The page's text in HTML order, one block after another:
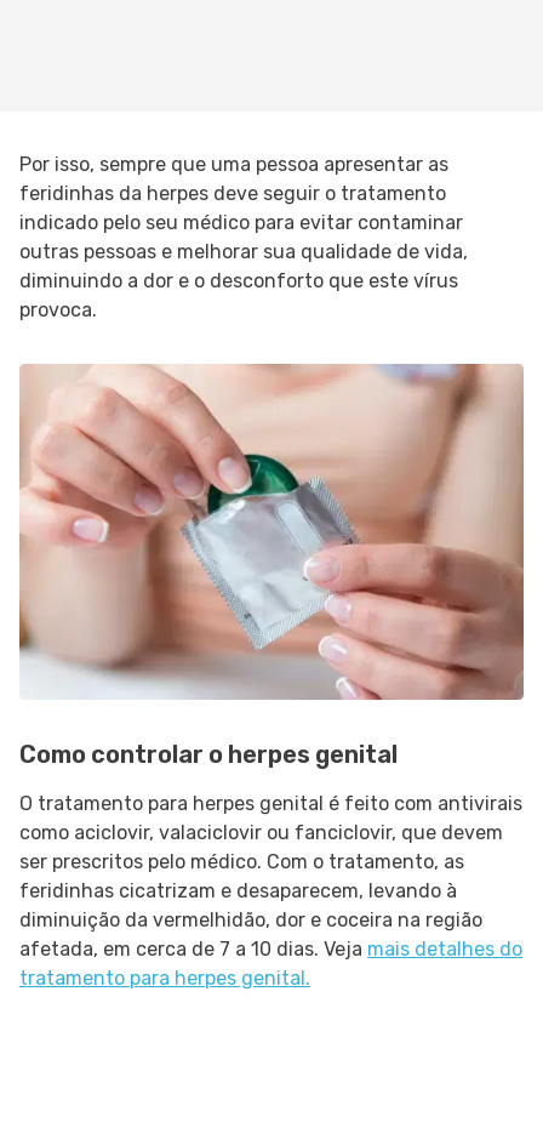
Por isso, sempre que uma pessoa apresentar as
feridinhas da herpes deve seguir o tratamento
indicado pelo seu médico para evitar contaminar
outras pessoas e melhorar sua qualidade de vida,
diminuindo a dor e o desconforto que este vírus
provoca.
Como controlar o herpes genital
O tratamento para herpes genital é feito com antivirais
como aciclovir, valaciclovir ou fanciclovir, que devem
ser prescritos pelo médico. Com o tratamento, as
feridinhas cicatrizam e desaparecem, levando à
diminuição da vermelhidão, dor e coceira na região
afetada, em cerca de 7 a 10 dias. Veja mais detalhes do
tratamento para herpes genital.